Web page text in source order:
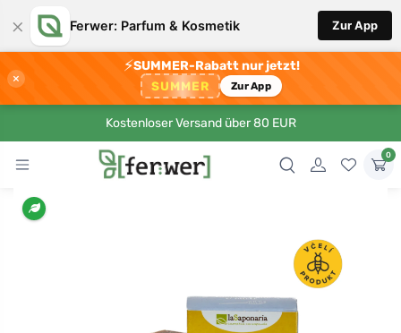
× Ferwer: Parfum & Kosmetik Zur App
×
⚡SUMMER-Rabatt nur jetzt!
SUMMER Zur App
Kostenloser Versand über 80 EUR
0